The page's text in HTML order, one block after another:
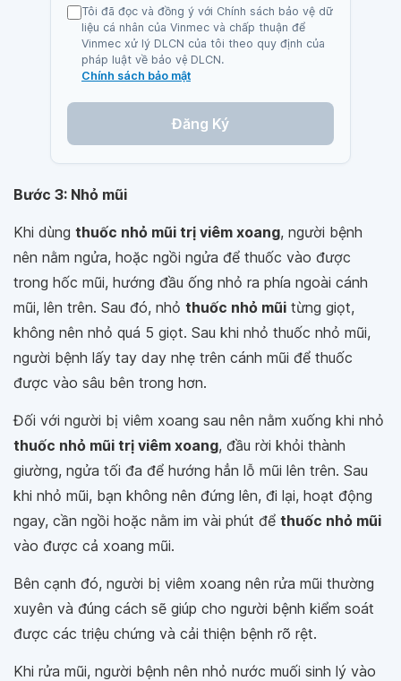
Tôi đã đọc và đồng ý với Chính sách bảo vệ dữ
liệu cá nhân của Vinmec và chấp thuận để
Vinmec xử lý DLCN của tôi theo quy định của
pháp luật về bảo vệ DLCN.
Chính sách bảo mật
Đăng Ký
Bước 3: Nhỏ mũi
Khi dùng thuốc nhỏ mũi trị viêm xoang, người bệnh
nên nằm ngửa, hoặc ngồi ngửa để thuốc vào được
trong hốc mũi, hướng đầu ống nhỏ ra phía ngoài cánh
mũi, lên trên. Sau đó, nhỏ thuốc nhỏ mũi từng giọt,
không nên nhỏ quá 5 giọt. Sau khi nhỏ thuốc nhỏ mũi,
người bệnh lấy tay day nhẹ trên cánh mũi để thuốc
được vào sâu bên trong hơn.
Đối với người bị viêm xoang sau nên nằm xuống khi nhỏ
thuốc nhỏ mũi trị viêm xoang, đầu rời khỏi thành
giường, ngửa tối đa để hướng hẳn lỗ mũi lên trên. Sau
khi nhỏ mũi, bạn không nên đứng lên, đi lại, hoạt động
ngay, cần ngồi hoặc nằm im vài phút để thuốc nhỏ mũi
vào được cả xoang mũi.
Bên cạnh đó, người bị viêm xoang nên rửa mũi thường
xuyên và đúng cách sẽ giúp cho người bệnh kiểm soát
được các triệu chứng và cải thiện bệnh rõ rệt.
Khi rửa mũi, người bệnh nên nhỏ nước muối sinh lý vào